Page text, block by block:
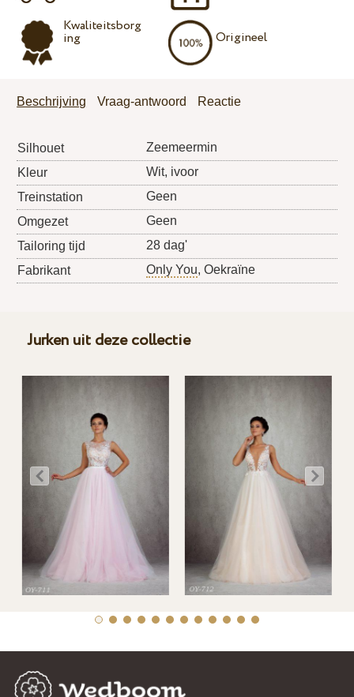
Kwaliteitsborg
ing Origineel
Beschrijving Vraag-antwoord Reactie
Silhouet
Zeemeermin
Kleur
Wit, ivoor
Treinstation
Geen
Omgezet
Geen
Tailoring tijd
28 dag'
Fabrikant
Only You, Oekraïne
Jurken uit deze collectie